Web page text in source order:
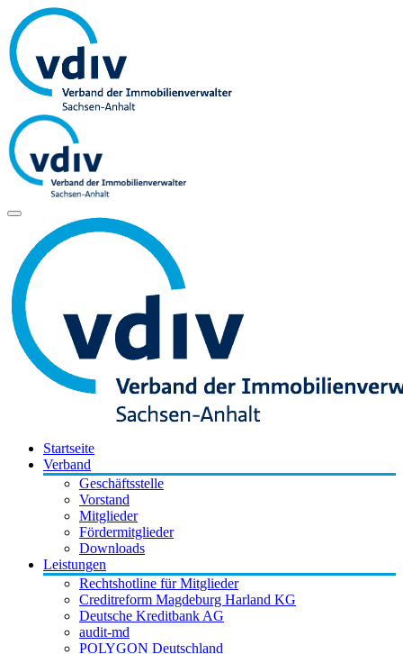
Startseite
Verband
Geschäftsstelle
Vorstand
Mitglieder
Fördermitglieder
Downloads
Leistungen
Rechtshotline für Mitglieder
Creditreform Magdeburg Harland KG
Deutsche Kreditbank AG
audit-md
POLYGON Deutschland